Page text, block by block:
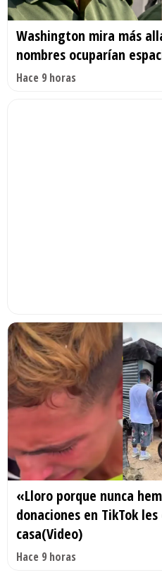
Washington mira más
nombres ocuparían
Hace 9 horas
«Lloro porque nunca
donaciones en TikTok
casa(Video)
Hace 9 horas